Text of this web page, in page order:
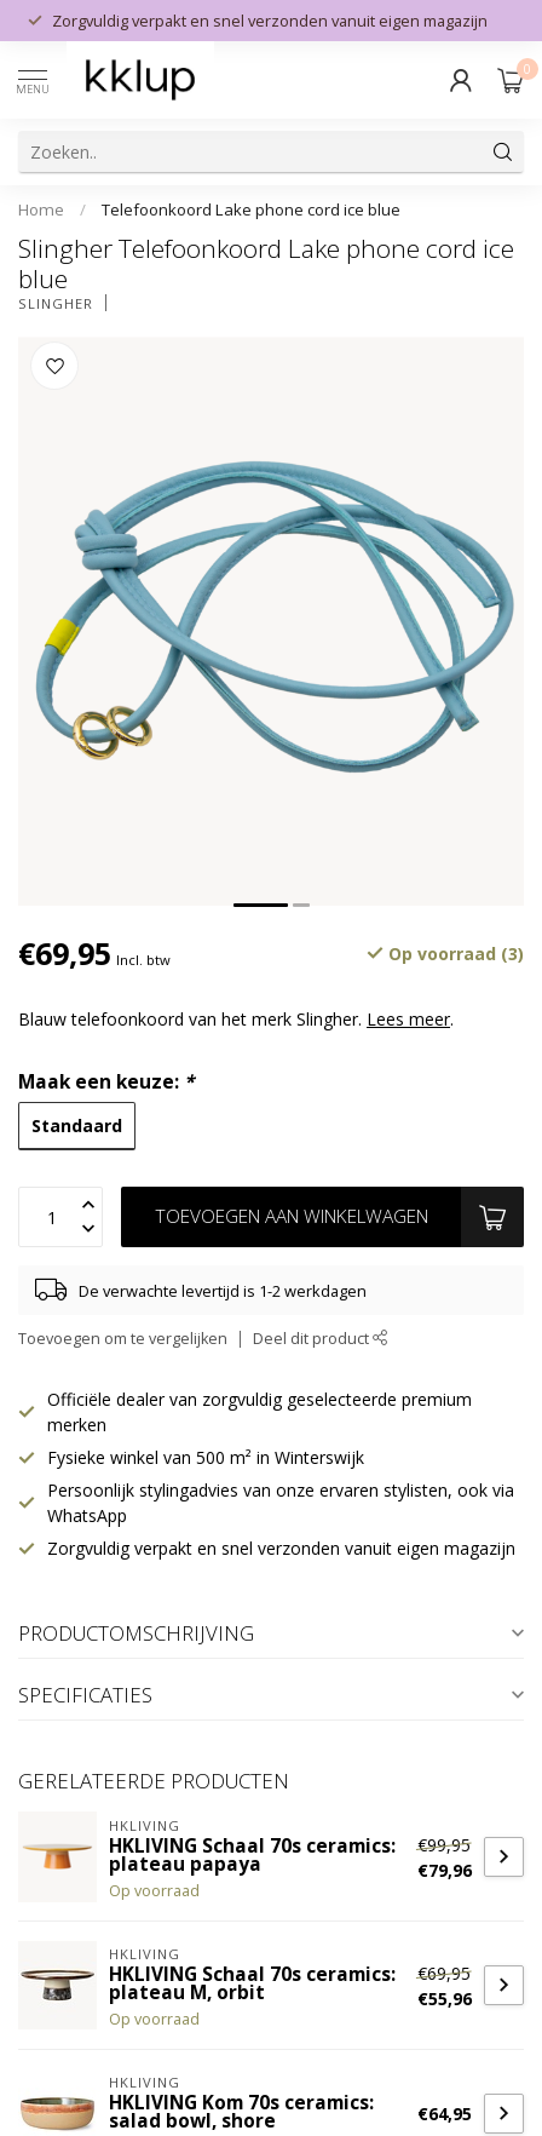
Zorgvuldig verpakt en snel verzonden vanuit eigen magazijn
MENU
0
Home / Telefoonkoord Lake phone cord ice blue
Slingher Telefoonkoord Lake phone cord ice
blue
SLINGHER
€69,95 Incl. btw Op voorraad (3)
Blauw telefoonkoord van het merk Slingher. Lees meer.
Maak een keuze: *
Standaard
TOEVOEGEN AAN WINKELWAGEN
De verwachte levertijd is 1-2 werkdagen
Toevoegen om te vergelijken Deel dit product
Officiële dealer van zorgvuldig geselecteerde premium
merken
Fysieke winkel van 500 m² in Winterswijk
Persoonlijk stylingadvies van onze ervaren stylisten, ook via
WhatsApp
Zorgvuldig verpakt en snel verzonden vanuit eigen magazijn
PRODUCTOMSCHRIJVING
SPECIFICATIES
GERELATEERDE PRODUCTEN
HKLIVING
HKLIVING Schaal 70s ceramics:
plateau papaya
Op voorraad
€99,95
€79,96
HKLIVING
HKLIVING Schaal 70s ceramics:
plateau M, orbit
Op voorraad
€69,95
€55,96
HKLIVING
HKLIVING Kom 70s ceramics:
salad bowl, shore €64,95